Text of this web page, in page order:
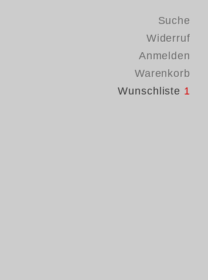
Suche
Widerruf
Anmelden
Warenkorb
Wunschliste 1